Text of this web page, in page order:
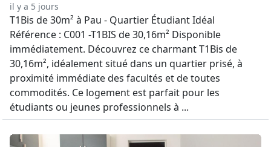
il y a 5 jours
T1Bis de 30m² à Pau - Quartier Étudiant Idéal
Référence : C001 -T1BIS de 30,16m² Disponible
immédiatement. Découvrez ce charmant T1Bis de
30,16m², idéalement situé dans un quartier prisé, à
proximité immédiate des facultés et de toutes
commodités. Ce logement est parfait pour les
étudiants ou jeunes professionnels à ...